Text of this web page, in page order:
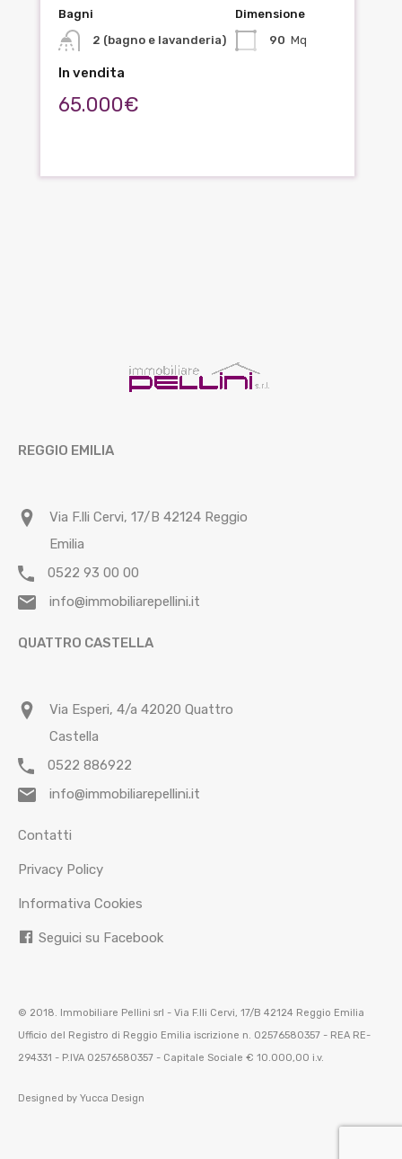
Bagni
2 (bagno e lavanderia)
Dimensione
90 Mq
In vendita
65.000€
REGGIO EMILIA
Via F.lli Cervi, 17/B 42124 Reggio
Emilia
0522 93 00 00
info@immobiliarepellini.it
QUATTRO CASTELLA
Via Esperi, 4/a 42020 Quattro
Castella
0522 886922
info@immobiliarepellini.it
Contatti
Privacy Policy
Informativa Cookies
Seguici su Facebook
© 2018. Immobiliare Pellini srl - Via F.lli Cervi, 17/B 42124 Reggio Emilia
Ufficio del Registro di Reggio Emilia iscrizione n. 02576580357 - REA RE-
294331 - P.IVA 02576580357 - Capitale Sociale € 10.000,00 i.v.
Designed by Yucca Design